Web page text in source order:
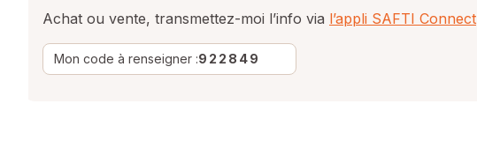
Achat ou vente, transmettez-moi l’info via l’appli SAFTI Connect
Mon code à renseigner :922849